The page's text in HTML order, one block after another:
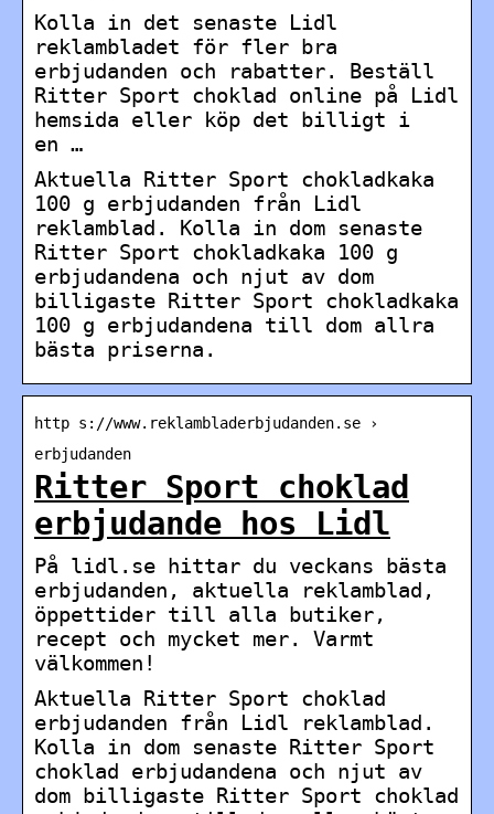
Kolla in det senaste Lidl
reklambladet för fler bra
erbjudanden och rabatter. Beställ
Ritter Sport choklad online på Lidl
hemsida eller köp det billigt i
en …
Aktuella Ritter Sport chokladkaka
100 g erbjudanden från Lidl
reklamblad. Kolla in dom senaste
Ritter Sport chokladkaka 100 g
erbjudandena och njut av dom
billigaste Ritter Sport chokladkaka
100 g erbjudandena till dom allra
bästa priserna.
http s://www.reklambladerbjudanden.se ›
erbjudanden
Ritter Sport choklad
erbjudande hos Lidl
På lidl.se hittar du veckans bästa
erbjudanden, aktuella reklamblad,
öppettider till alla butiker,
recept och mycket mer. Varmt
välkommen!
Aktuella Ritter Sport choklad
erbjudanden från Lidl reklamblad.
Kolla in dom senaste Ritter Sport
choklad erbjudandena och njut av
dom billigaste Ritter Sport choklad